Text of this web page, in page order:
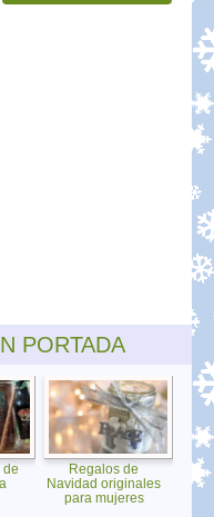
PORTADA
de
Regalos de
Navidad originales
para mujeres